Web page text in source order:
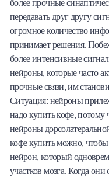
более прочные
передавать друг другу
огромное количество
принимает решения.
более интенсивные
нейроны, которые часто
прочные связи, им
Ситуация: нейроны
надо купить кофе,
нейроны
кофе купить можно, чтобы
нейрон, который
участков мозга. Когда